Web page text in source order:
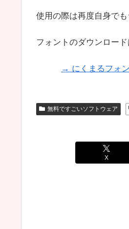
使用の際は再度自身で
フォントのダウンロード
→ にくまるフォ
無料ですごいソフトウェア
X